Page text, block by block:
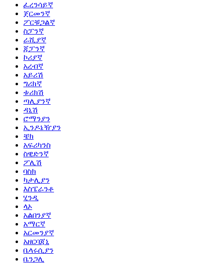
ፈረንሳይኛ
ጀርመንኛ
ፖርቹጋልኛ
ስፓንኛ
ራሺያኛ
ጃፓንኛ
ኮሪያኛ
አረብኛ
አይሪሽ
ግሪክኛ
ቱሪክሽ
ጣሊያንኛ
ዳኒሽ
ሮማንያን
ኢንዶኔዥያን
ቼክ
አፍሪካንስ
ስዊድንኛ
ፖሊሽ
ባስክ
ካታሊያን
እስፔራንቶ
ሂንዲ
ላኦ
አልበንያኛ
አማርኛ
አርመንያኛ
አዘርባጃኒ
ቤላሩሲያን
ቤንጋሊ